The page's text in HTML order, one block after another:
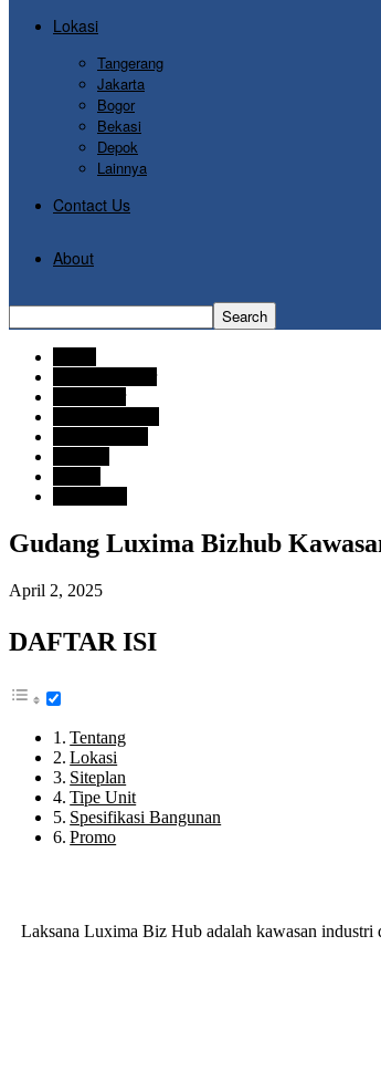
Lokasi
Tangerang
Jakarta
Bogor
Bekasi
Depok
Lainnya
Contact Us
About
Gudang Luxima Bizhub
April 2, 2025
DAFTAR ISI
Tentang
Lokasi
Siteplan
Tipe Unit
Spesifikasi Bangunan
Promo
Laksana Luxima Biz Hub adalah kawasan